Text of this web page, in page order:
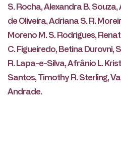
S. Rocha, Alexandra B. Souza,
de Oliveira, Adriana S. R.
Moreno M. S. Rodrigues,
C. Figueiredo, Betina Durovni,
R. Lapa-e-Silva, Afrânio L.
Santos, Timothy R. Sterling,
Andrade.